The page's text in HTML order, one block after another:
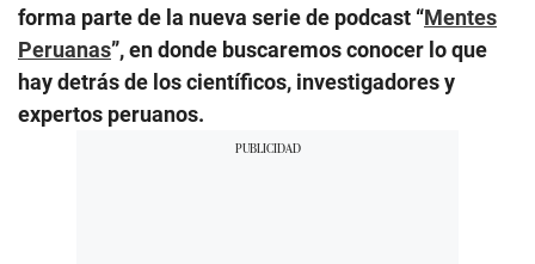
forma parte de la nueva serie de podcast “Mentes
Peruanas”, en donde buscaremos conocer lo que
hay detrás de los científicos, investigadores y
expertos peruanos.